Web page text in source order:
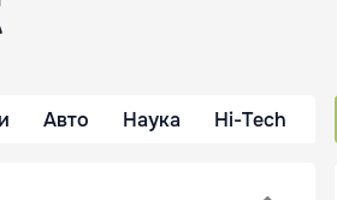
Авто Наука Hi-Tech